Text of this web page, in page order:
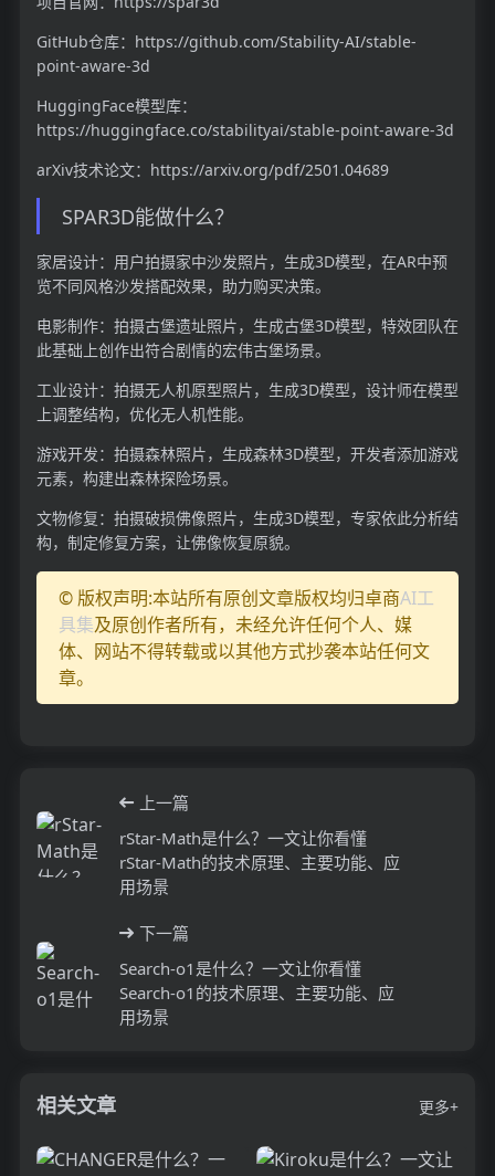
GitHub仓库：https://github.com/Stability-AI/stable-
point-aware-3d
HuggingFace模型库：
https://huggingface.co/stabilityai/stable-point-aware-3d
arXiv技术论文：https://arxiv.org/pdf/2501.04689
SPAR3D能做什么？
家居设计：用户拍摄家中沙发照片，生成3D模型，在AR中预
览不同风格沙发搭配效果，助力购买决策。
电影制作：拍摄古堡遗址照片，生成古堡3D模型，特效团队在
此基础上创作出符合剧情的宏伟古堡场景。
工业设计：拍摄无人机原型照片，生成3D模型，设计师在模型
上调整结构，优化无人机性能。
游戏开发：拍摄森林照片，生成森林3D模型，开发者添加游戏
元素，构建出森林探险场景。
文物修复：拍摄破损佛像照片，生成3D模型，专家依此分析结
构，制定修复方案，让佛像恢复原貌。
© 版权声明:本站所有原创文章版权均归卓商AI工
具集及原创作者所有，未经允许任何个人、媒
体、网站不得转载或以其他方式抄袭本站任何文
章。
上一篇
rStar-Math是什么？一文让你看懂
rStar-Math的技术原理、主要功能、应
用场景
下一篇
Search-o1是什么？一文让你看懂
Search-o1的技术原理、主要功能、应
用场景
相关文章 更多+